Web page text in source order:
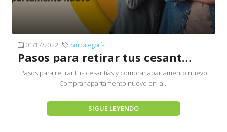
01/17/2022 Sin categoría
Pasos para retirar tus cesantías y comprar apartamento nuevo
Pasos para retirar tus cesantías y comprar apartamento nuevo
Comprar apartamento nuevo en la...
SIGUE LEYENDO